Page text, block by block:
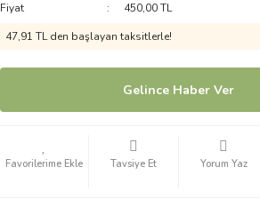
Fiyat
450,00 TL
47,91 TL den başlayan taksitlerle!
Gelince Haber Ver
Tavsiye Et Yorum Yaz